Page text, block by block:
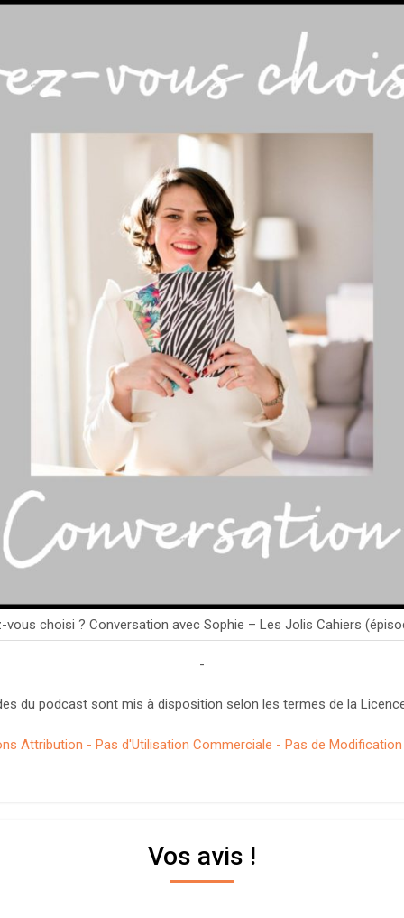
vous choisi ? Conversation avec Sophie – Les Jolis Cahiers
-
du podcast sont mis à disposition selon les termes de la
Attribution - Pas d'Utilisation Commerciale - Pas de Modification
Vos avis !